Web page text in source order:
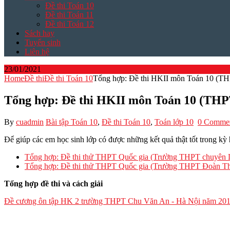
Đề thi Toán 10
Đề thi Toán 11
Đề thi Toán 12
Sách hay
Tuyển sinh
Liên hệ
23/01/2021
HomeĐề thiĐề thi Toán 10Tổng hợp: Đề thi HKII môn Toán 10
Tổng hợp: Đề thi HKII môn Toán 10
By cuadmin Bài tập Toán 10, Đề thi Toán 10, Toán lớp 10 0
Để giúp các em học sinh lớp có được những kết quả thật tốt trong kỳ
Tổng hợp: Đề thi thử THPT Quốc gia (Trường THPT chuyên
Tổng hợp: Đề thi thử THPT Quốc gia (Trường THPT Đoàn
Tổng hợp đề thi và cách giải
Đề cương ôn tập HK 2 trường THPT Chu Văn An - Hà Nội năm